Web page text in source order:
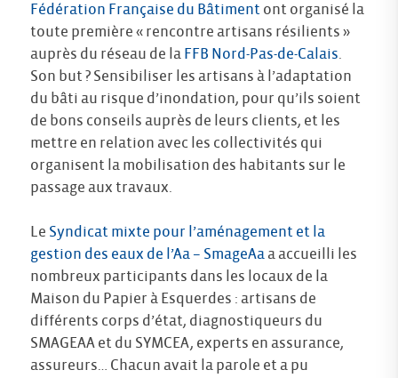
Fédération Française du Bâtiment ont organisé la
toute première « rencontre artisans résilients »
auprès du réseau de la FFB Nord-Pas-de-Calais.
Son but ? Sensibiliser les artisans à l’adaptation
du bâti au risque d’inondation, pour qu’ils soient
de bons conseils auprès de leurs clients, et les
mettre en relation avec les collectivités qui
organisent la mobilisation des habitants sur le
passage aux travaux.
Le Syndicat mixte pour l’aménagement et la
gestion des eaux de l’Aa – SmageAa a accueilli les
nombreux participants dans les locaux de la
Maison du Papier à Esquerdes : artisans de
différents corps d’état, diagnostiqueurs du
SMAGEAA et du SYMCEA, experts en assurance,
assureurs… Chacun avait la parole et a pu